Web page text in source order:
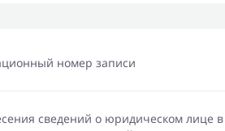
номер записи
сведений о юридическом лице